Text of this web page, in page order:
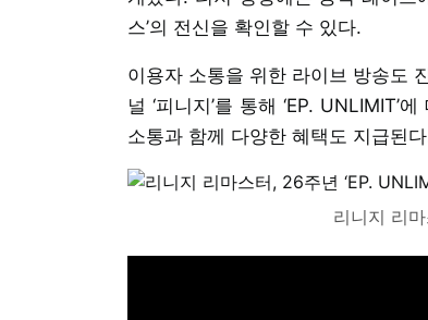
스’의 전신을 확인할 수 있다.
이용자 소통을 위한 라이브 방송도
널 ‘피니지’를 통해 ‘EP.
소통과 함께 다양한 혜택도 지급된
리니지 리